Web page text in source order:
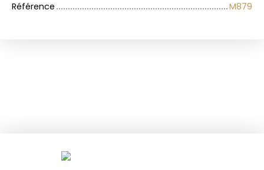
Référence
M879